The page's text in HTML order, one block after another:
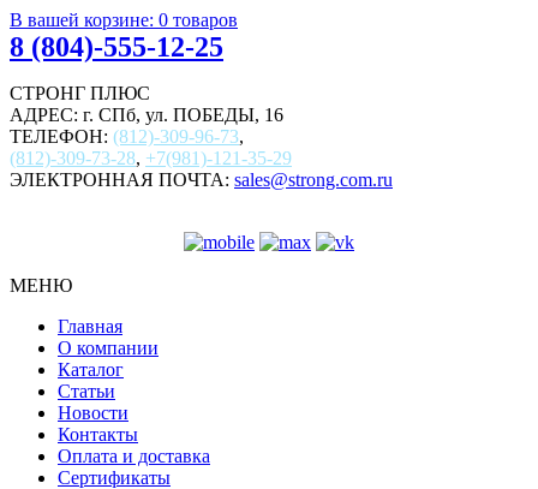
В вашей корзине: 0 товаров
8 (804)-555-12-25
СТРОНГ ПЛЮС
АДРЕС: г. СПб, ул. ПОБЕДЫ, 16
ТЕЛЕФОН: (812)-309-96-73,
(812)-309-73-28, +7(981)-121-35-29
ЭЛЕКТРОННАЯ ПОЧТА: sales@strong.com.ru
МЕНЮ
Главная
О компании
Каталог
Статьи
Новости
Контакты
Оплата и доставка
Сертификаты